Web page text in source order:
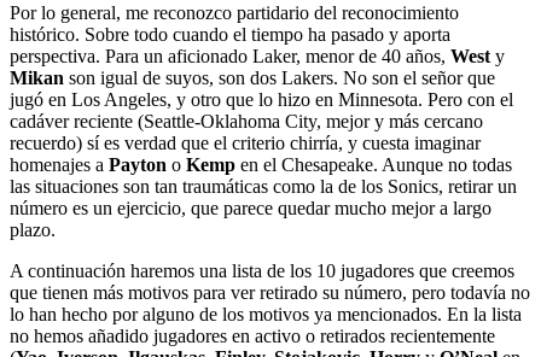
Por lo general, me reconozco partidario del reconocimiento
histórico. Sobre todo cuando el tiempo ha pasado y aporta
perspectiva. Para un aficionado Laker, menor de 40 años, West y
Mikan son igual de suyos, son dos Lakers. No son el señor que
jugó en Los Angeles, y otro que lo hizo en Minnesota. Pero con el
cadáver reciente (Seattle-Oklahoma City, mejor y más cercano
recuerdo) sí es verdad que el criterio chirría, y cuesta imaginar
homenajes a Payton o Kemp en el Chesapeake. Aunque no todas
las situaciones son tan traumáticas como la de los Sonics, retirar un
número es un ejercicio, que parece quedar mucho mejor a largo
plazo.
A continuación haremos una lista de los 10 jugadores que creemos
que tienen más motivos para ver retirado su número, pero todavía no
lo han hecho por alguno de los motivos ya mencionados. En la lista
no hemos añadido jugadores en activo o retirados recientemente